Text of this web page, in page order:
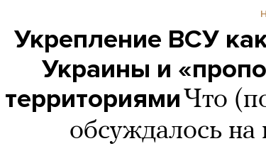
Укрепление ВСУ
Украины и
территориями Что
обсуждалось